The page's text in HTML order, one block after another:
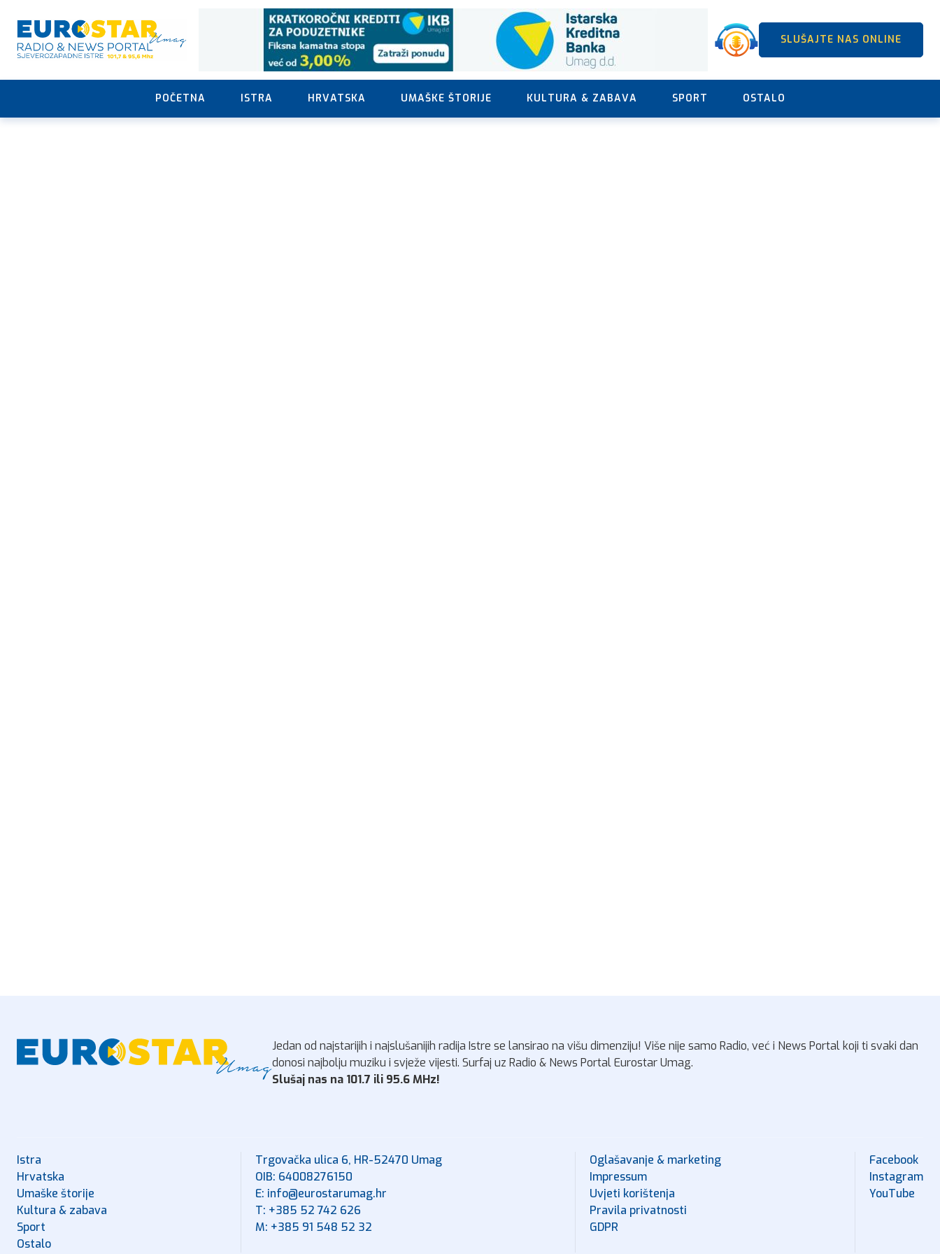
SLUŠAJTE NAS ONLINE
POČETNA ISTRA HRVATSKA UMAŠKE ŠTORIJE KULTURA & ZABAVA SPORT OSTALO
Jedan od najstarijih i najslušanijih radija Istre se lansirao na višu dimenziju! Više nije samo Radio, već i News Portal koji ti svaki dan
donosi najbolju muziku i svježe vijesti. Surfaj uz Radio & News Portal Eurostar Umag.
Slušaj nas na 101.7 ili 95.6 MHz!
Istra
Hrvatska
Umaške štorije
Kultura & zabava
Sport
Ostalo
Trgovačka ulica 6, HR-52470 Umag
OIB: 64008276150
E: info@eurostarumag.hr
T: +385 52 742 626
M: +385 91 548 52 32
Oglašavanje & marketing
Impressum
Uvjeti korištenja
Pravila privatnosti
GDPR
Facebook
Instagram
YouTube